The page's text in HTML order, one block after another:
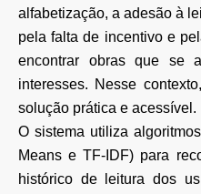
alfabetização, a adesão à
pela falta de incentivo e
encontrar obras que se
interesses. Nesse
solução prática e acessível.
O sistema utiliza
Means e TF-IDF) para
histórico de leitura dos